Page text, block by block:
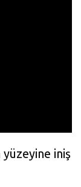
yüzeyine iniş